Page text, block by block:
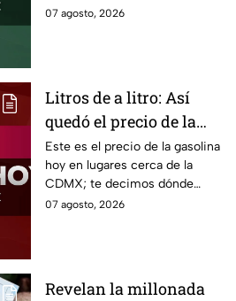
petróleo también presenta una
07 agosto, 2026
Litros de a litro: Así
quedó el precio de la
gasolina HOY
Este es el precio de la gasolina
hoy en lugares cerca de la
CDMX; te decimos dónde
encontrarla más barata este
07 agosto, 2026
Revelan la millonada